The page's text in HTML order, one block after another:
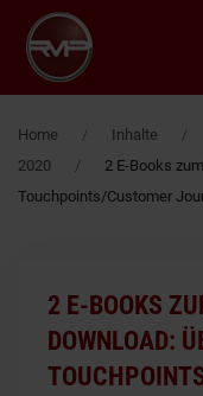
Zum Hauptinhalt
Home Inhalte
2020
2 E-Books
Touchpoints/Customer
2 E-BOOKS
DOWNLOAD: